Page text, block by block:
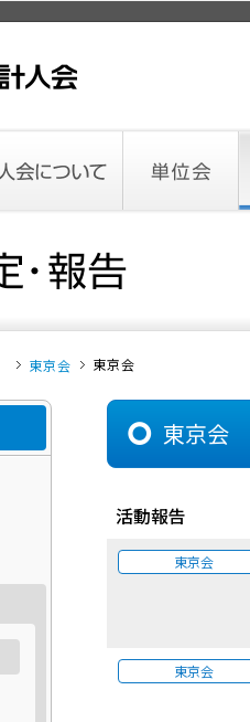
東京会 東京会
東京会
活動報告
東京会
東京会